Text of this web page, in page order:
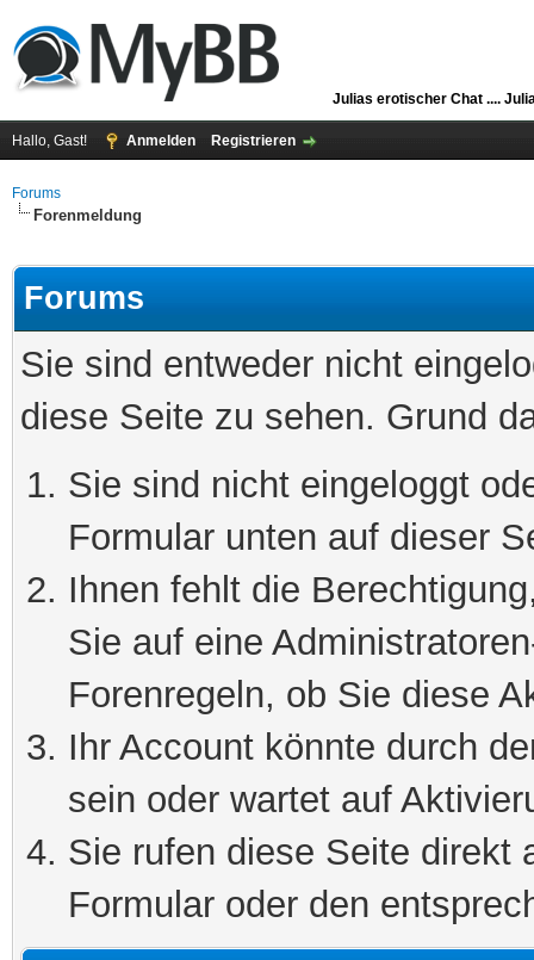
Julias erotischer Chat ....
Hallo, Gast! Anmelden Registrieren
Forums
Forenmeldung
Forums
Sie sind entweder nicht
diese Seite zu sehen. Grund
Sie sind nicht eingeloggt
Formular unten auf dieser
Ihnen fehlt die
Sie auf eine
Forenregeln, ob Sie diese
Ihr Account könnte durch
sein oder wartet auf
Sie rufen diese Seite direkt
Formular oder den